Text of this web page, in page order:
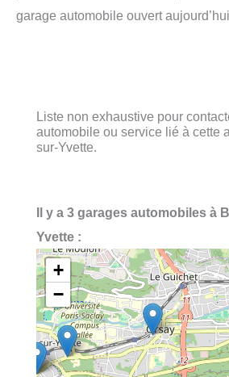
garage automobile ouvert
Liste non exhaustive pour
automobile ou service lié à cette
sur-Yvette.
Il y a 3 garages automobiles à
Yvette :
+
−